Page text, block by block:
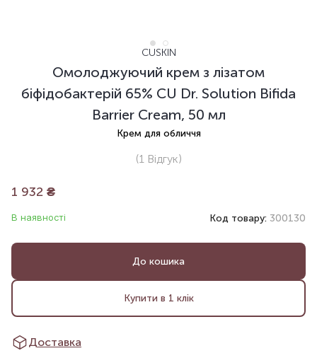
CUSKIN
Омолоджуючий крем з лізатом
біфідобактерій 65% CU Dr. Solution Bifida
Barrier Cream, 50 мл
Крем для обличчя
(1Відгук)
1 932 ₴
В наявності Код товару: 300130
До кошика
Купити в 1 клік
Доставка